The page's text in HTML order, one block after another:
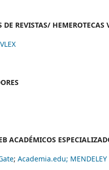
DE REVISTAS/ HEMEROTECAS
VLEX
ACADÉMICOS
; Academia.edu; MENDELEY